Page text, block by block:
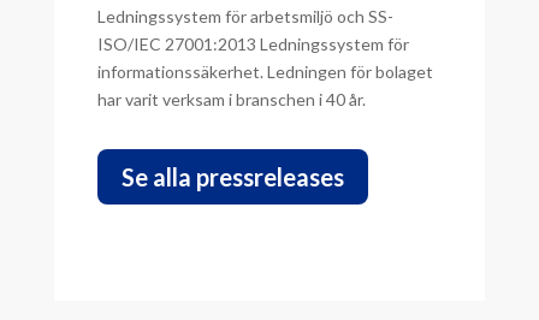
Ledningssystem för arbetsmiljö och SS-
ISO/IEC 27001:2013 Ledningssystem för
informationssäkerhet. Ledningen för bolaget
har varit verksam i branschen i 40 år.
Se alla pressreleases